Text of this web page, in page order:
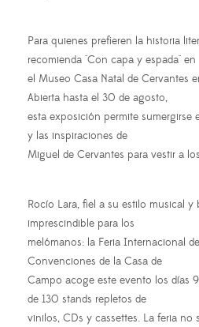
Para quienes prefieren la historia
recomienda "Con capa y espada" en
el Museo Casa Natal de Cervantes
Abierta hasta el 30 de agosto,
esta exposición permite sumergirse
y las inspiraciones de
Miguel de Cervantes para vestir a
Rocío Lara, fiel a su estilo musical
imprescindible para los
melómanos: la Feria Internacional
Convenciones de la Casa de
Campo acoge este evento los días
de 130 stands repletos de
vinilos, CDs y cassettes. La feria no